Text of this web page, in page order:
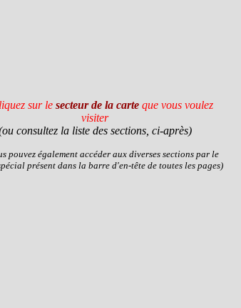
sur le secteurde la carte que vous voulez
visiter
consultez la liste des sections, ci-après)
pouvez également accéder aux diverses sections par le
présent dans la barre d'en-tête de toutes les pages)